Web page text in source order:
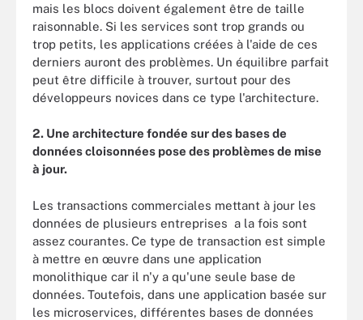
mais les blocs doivent également être de taille
raisonnable. Si les services sont trop grands ou
trop petits, les applications créées à l'aide de ces
derniers auront des problèmes. Un équilibre parfait
peut être difficile à trouver, surtout pour des
développeurs novices dans ce type l'architecture.
2. Une architecture fondée sur des bases de
données cloisonnées pose des problèmes de mise
à jour.
Les transactions commerciales mettant à jour les
données de plusieurs entreprises a la fois sont
assez courantes. Ce type de transaction est simple
à mettre en œuvre dans une application
monolithique car il n'y a qu'une seule base de
données. Toutefois, dans une application basée sur
les microservices, différentes bases de données